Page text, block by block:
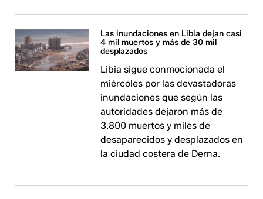
Las inundaciones en Libia dejan casi
4 mil muertos y más de 30 mil
desplazados
Libia sigue conmocionada el
miércoles por las devastadoras
inundaciones que según las
autoridades dejaron más de
3.800 muertos y miles de
desaparecidos y desplazados en
la ciudad costera de Derna.